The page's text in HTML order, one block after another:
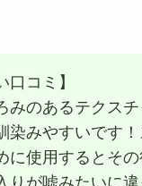
口コミ】
みのあるテクス
染みやすいです
に使用するとそ
りが嘘みたいに違